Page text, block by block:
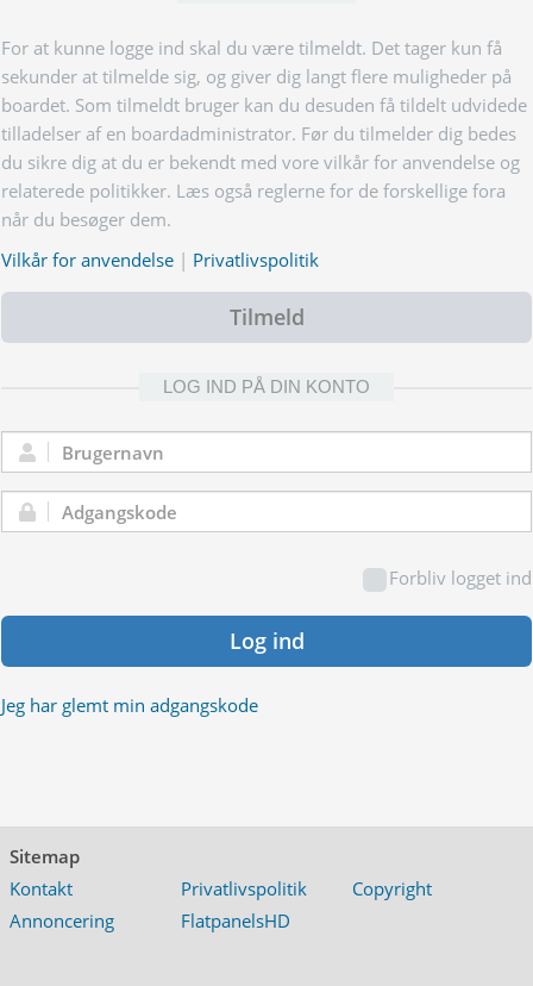
For at kunne logge ind skal du være tilmeldt. Det tager kun få
sekunder at tilmelde sig, og giver dig langt flere muligheder på
boardet. Som tilmeldt bruger kan du desuden få tildelt udvidede
tilladelser af en boardadministrator. Før du tilmelder dig bedes
du sikre dig at du er bekendt med vore vilkår for anvendelse og
relaterede politikker. Læs også reglerne for de forskellige fora
når du besøger dem.
Vilkår for anvendelse | Privatlivspolitik
Tilmeld
LOG IND PÅ DIN KONTO
Brugernavn:
Adgangskode:
Forbliv logget ind
Log ind
Jeg har glemt min adgangskode
Sitemap
Kontakt
Privatlivspolitik
Copyright
Annoncering
FlatpanelsHD